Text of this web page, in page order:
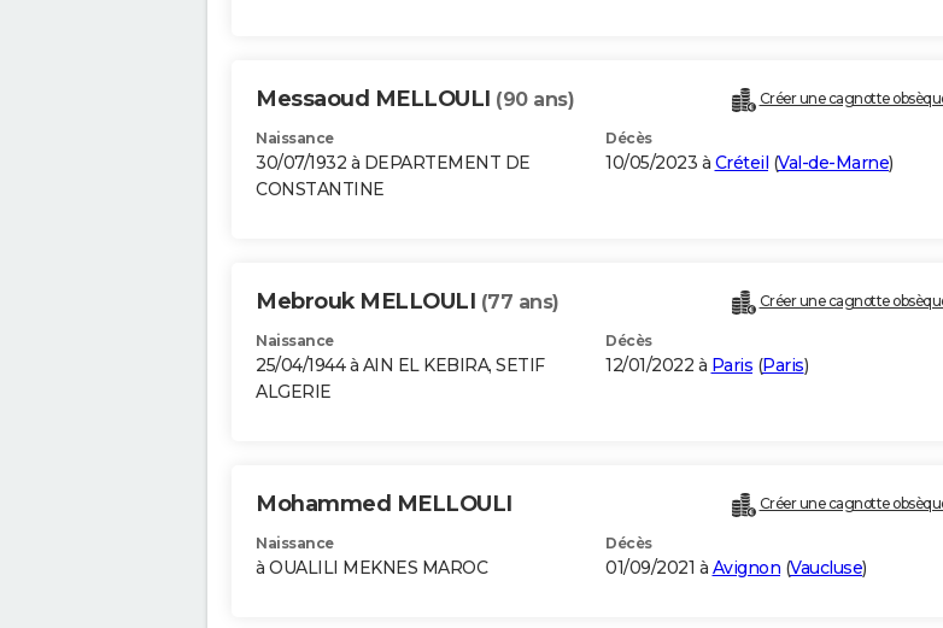
Messaoud MELLOULI (90 ans) Créer une cagnotte
Naissance
30/07/1932 à DEPARTEMENT DE
CONSTANTINE
Décès
10/05/2023 à Créteil (Val-de-Marne)
Mebrouk MELLOULI (77 ans) Créer une cagnotte
Naissance
25/04/1944 à AIN EL KEBIRA, SETIF
ALGERIE
Décès
12/01/2022 à Paris (Paris)
Mohammed MELLOULI Créer une cagnotte
Naissance
à OUALILI MEKNES MAROC
Décès
01/09/2021 à Avignon (Vaucluse)